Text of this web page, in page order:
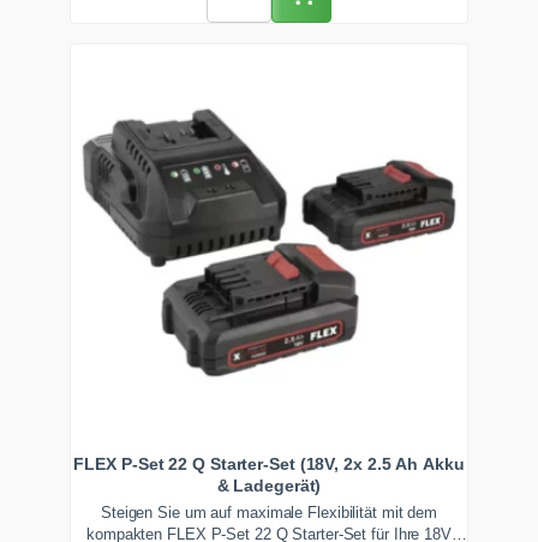
FLEX P-Set 22 Q Starter-Set (18V, 2x 2.5 Ah Akku
& Ladegerät)
Steigen Sie um auf maximale Flexibilität mit dem
kompakten FLEX P-Set 22 Q Starter-Set für Ihre 18V